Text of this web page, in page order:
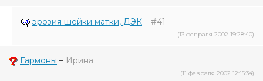
эрозия шейки матки, ДЭК – #41
(13 февраля 2002 19:28:40)
Гармоны – Ирина
(11 февраля 2002 12:15:34)